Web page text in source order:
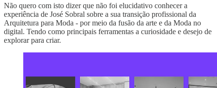
Não quero com isto dizer que não foi elucidativo conhecer a
experiência de José Sobral sobre a sua transição profissional da
Arquitetura para Moda - por meio da fusão da arte e da Moda no
digital. Tendo como principais ferramentas a curiosidade e desejo de
explorar para criar.